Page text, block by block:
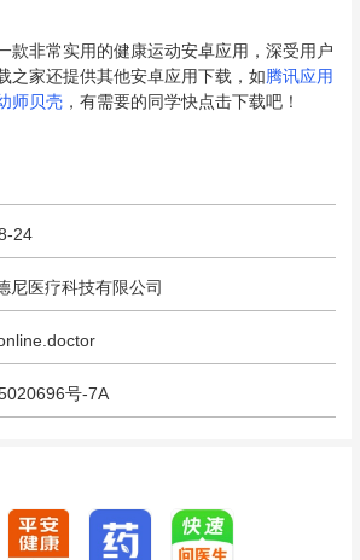
非常实用的健康运动安卓应用，深受用户
之家还提供其他安卓应用下载，如腾讯应用
师贝壳，有需要的同学快点击下载吧！
24
尼医疗科技有限公司
号-7A